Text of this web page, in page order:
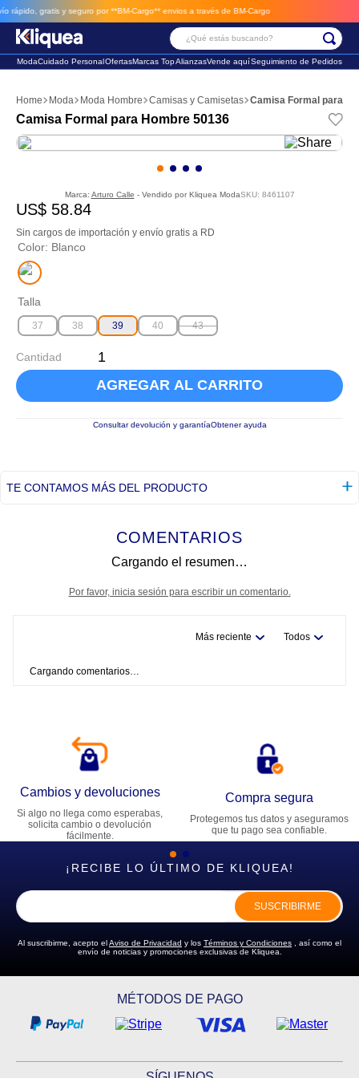
gratis y seguro por **BM-Cargo** envios a través de BM-Cargo
¿Qué estás buscando?
ModaCuidado PersonalOfertasMarcas TopAlianzasVende aquíSeguimiento de Pedidos
Moda Moda Hombre Camisas y Camisetas Camisa Formal para
Camisa Formal para Hombre 50136
Marca: Arturo Calle - Vendido por Kliquea ModaSKU: 8461107
US$ 58.84
Sin cargos de importación y envío gratis a RD
Color: Blanco
Talla
37 38 39 40 43
Cantidad
AGREGAR AL CARRITO
Consultar devolución y garantíaObtener ayuda
TE CONTAMOS MÁS DEL PRODUCTO
COMENTARIOS
Cargando el resumen…
Por favor, inicia sesión para escribir un comentario.
Más reciente Todos
Cargando comentarios…
Cambios y devoluciones
Si algo no llega como esperabas,
solicita cambio o devolución
fácilmente.
Compra segura
Protegemos tus datos y aseguramos
que tu pago sea confiable.
¡RECIBE LO ÚLTIMO DE KLIQUEA!
SUSCRIBIRME
Al suscribirme, acepto elAviso de Privacidad y los Términos y Condiciones , así como el
envío de noticias y promociones exclusivas de Kliquea.
MÉTODOS DE PAGO
2. futbol